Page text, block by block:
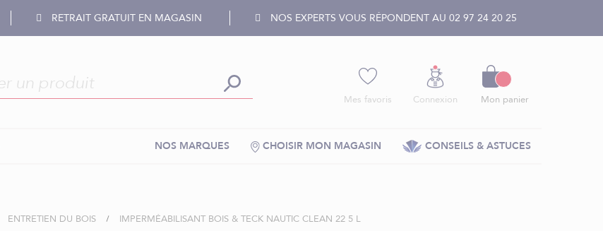
RETRAIT GRATUIT EN MAGASIN NOS EXPERTS VOUS RÉPONDENT AU 02 97 24 20 25
Mes favoris Connexion Mon panier
CONSEILS & ASTUCES
CHOISIR MON MAGASIN
NOS MARQUES
ENTRETIEN DU BOIS IMPERMÉABILISANT BOIS & TECK NAUTIC CLEAN 22 5 L